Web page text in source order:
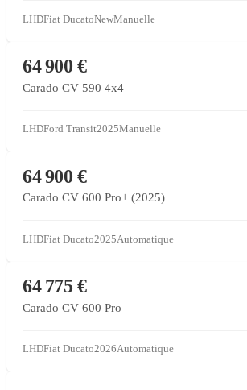
LHDFiat DucatoNewManuelle
CONCESSIONNAIRE PARTENAIRE
64 900 €
Carado CV 590 4x4
LHDFord Transit2025Manuelle
CONCESSIONNAIRE PARTENAIRE
64 900 €
Carado CV 600 Pro+ (2025)
LHDFiat Ducato2025Automatique
CONCESSIONNAIRE PARTENAIRE
64 775 €
Carado CV 600 Pro
LHDFiat Ducato2026Automatique
CONCESSIONNAIRE PARTENAIRE